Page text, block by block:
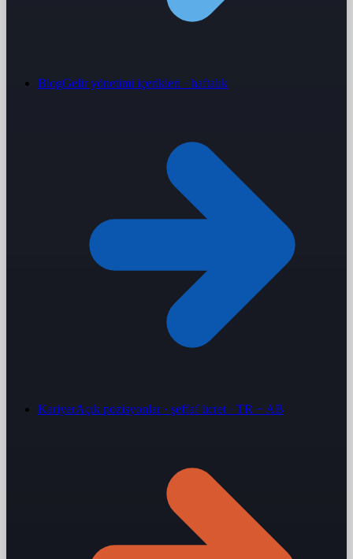
BlogGelir yönetimi içerikleri · haftalık
KariyerAçık pozisyonlar · şeffaf ücret · TR + AB